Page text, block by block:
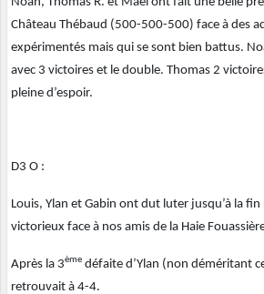
Château Thébaud (500-500-500) face à des
expérimentés mais qui se sont bien battus.
avec 3 victoires et le double. Thomas 2
pleine d’espoir.
D3 O :
Louis, Ylan et Gabin ont dut luter jusqu’à la
victorieux face à nos amis de la Haie
Après la 3ème défaite d’Ylan (non déméritant
retrouvait à 4-4.